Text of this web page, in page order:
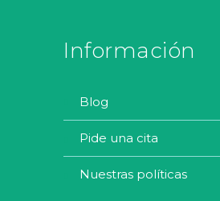
Información
blog
pide una cita
nuestras políticas